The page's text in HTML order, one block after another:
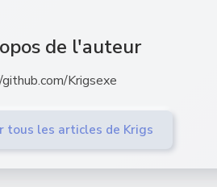
de l'auteur
Krigsexe
tous les articles de Krigs